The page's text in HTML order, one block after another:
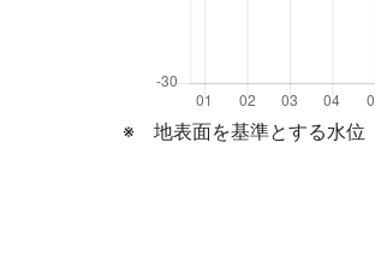
※ 地表面を基準とする水位